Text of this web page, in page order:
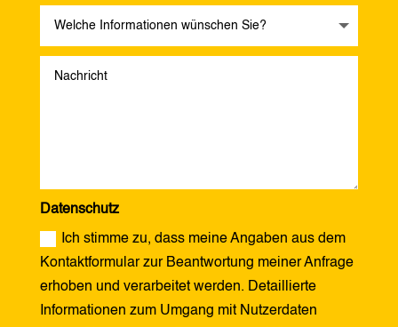
Datenschutz
Ich stimme zu, dass meine Angaben aus dem
Kontaktformular zur Beantwortung meiner Anfrage
erhoben und verarbeitet werden. Detaillierte
Informationen zum Umgang mit Nutzerdaten